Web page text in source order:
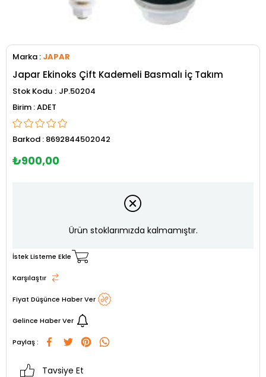
Marka : JAPAR
Japar Ekinoks Çift Kademeli Basmalı İç Takım
Stok Kodu
JP.50204
ADET
Barkod : 8692844502042
₺900,00
Ürün stoklarımızda kalmamıştır.
İstek Listeme Ekle
Karşılaştır
Fiyat Düşünce Haber Ver
Gelince Haber Ver
Paylaş :
Tavsiye Et